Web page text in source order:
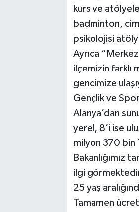
kurs ve
badminton,
psikolojisi
Ayrıca
ilçemizin farklı
gencimize
Gençlik ve
Alanya’dan
yerel, 8’i ise
milyon 370 bin
Bakanlığımız
ilgi
25 yaş
Tamamen